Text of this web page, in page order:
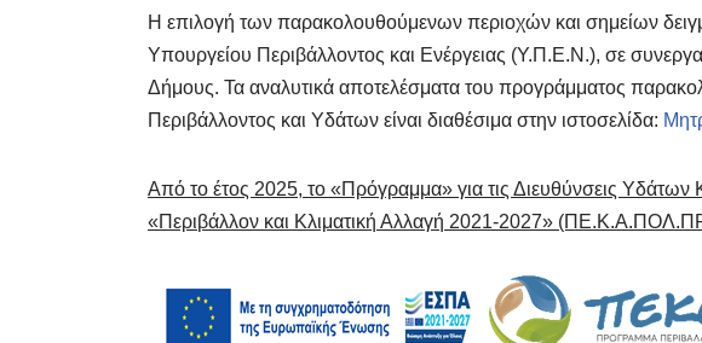
Η επιλογή των παρακολουθούμενων περιοχών και σημείων
Υπουργείου Περιβάλλοντος και Ενέργειας (Υ.Π.Ε.Ν.), σε
Δήμους. Τα αναλυτικά αποτελέσματα του προγράμματος
Περιβάλλοντος και Υδάτων είναι διαθέσιμα στην ιστοσελίδα:
Από το έτος 2025, το «Πρόγραμμα» για τις Διευθύνσεις
«Περιβάλλον και Κλιματική Αλλαγή 2021-2027»